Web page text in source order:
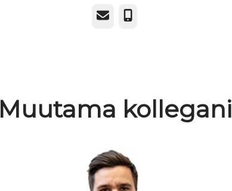
Sähköposti
Puhelin
Muutama kollegani